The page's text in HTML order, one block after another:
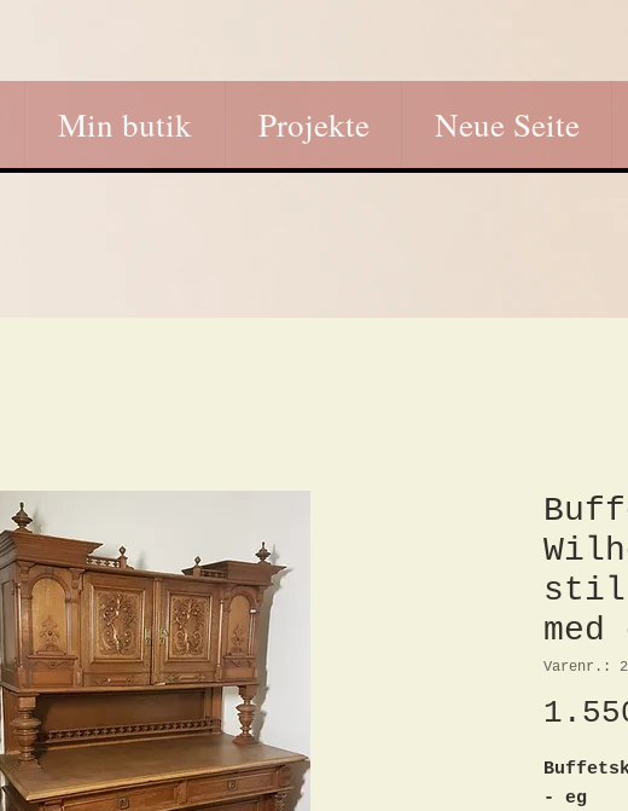
Min butik Projekte Neue Seite
stil
Varenr.:
- eg